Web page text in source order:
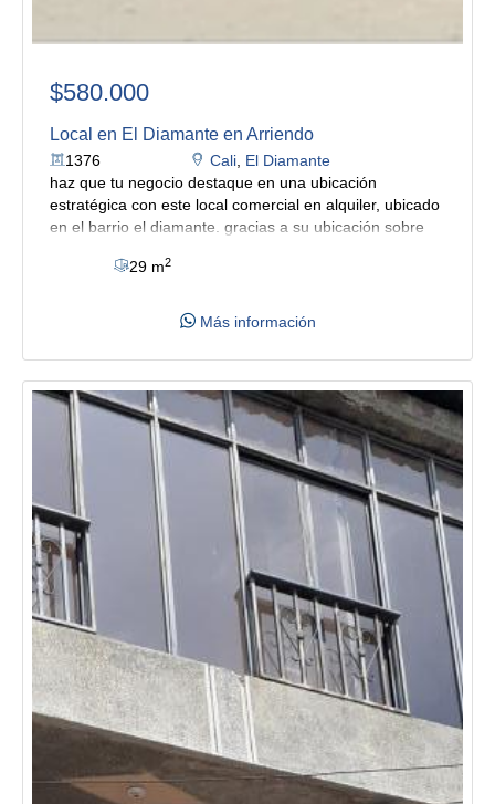
$580.000
Local en El Diamante en Arriendo
1376 Cali, El Diamante
haz que tu negocio destaque en una ubicación
estratégica con este local comercial en alquiler, ubicado
en el barrio el diamante. gracias a su ubicación sobre
comercial. el inmueble cuenta con amplio salón y baño
adaptar a diferentes tipos de actividad comercial. es
tienda de accesorios, punto de recaudo o cualquier
emprendimiento que busque establecerse en una zona
de constante flujo peatonal y vehicular.
su ubicación es
uno de sus principales beneficios. se encuentra a pasos
de la av. simón bolívar, rodeado de una importante zona
comercial con supermercados, tiendas de barrio,
restaurantes y diversos establecimientos. además,
cuenta con cómodas vías de acceso y transporte
público cercano.una excelente oportunidad para
impulsar o expandir tu negocio en un sector con gran
proyección comercial. contáctanos y agenda tu visita.
29 m2
Más información